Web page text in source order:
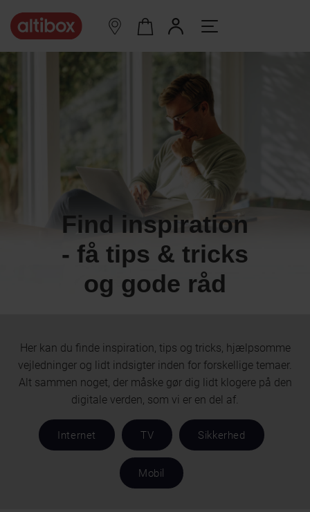
Find inspiration
- få tips & tricks
og gode råd
Her kan du finde inspiration, tips og tricks, hjælpsomme
vejledninger og lidt indsigter inden for forskellige temaer.
Alt sammen noget, der måske gør dig lidt klogere på den
digitale verden, som vi er en del af.
Internet TV Sikkerhed
Mobil